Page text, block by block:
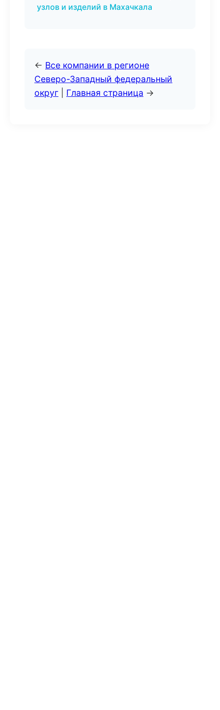
узлов и изделий в Махачкала
← Все компании в регионе
Северо-Западный федеральный
округ
Главная страница →